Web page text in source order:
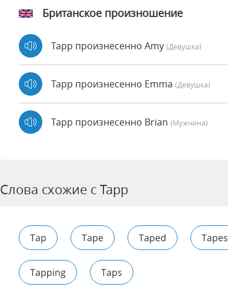
Британское произношение
Tapp произнесенно Amy (девушка)
Tapp произнесенно Emma (девушка)
Tapp произнесенно Brian (мужчина)
Слова схожие с Tapp
Tap Tape Taped Tapes
Tapping Taps